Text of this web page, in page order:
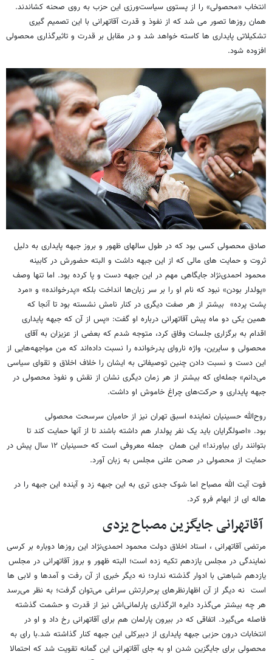
انتخاب «محصولی» را از پستوی سیاست‌ورزی این حزب به روی صحنه کشاندند.
همان روزها تصور می شد که از نفوذ و قدرت آقاتهرانی با این تصمیم گیری
تشکیلاتی پایداری ها کاسته خواهد شد و در مقابل بر قدرت و تاثیرگذاری محصولی
افزوده شود.
صادق محصولی کسی بود که در طول سالهای ظهور و بروز جبهه پایداری به دلیل
ثروت و حمایت های مالی که از این جبهه داشت و البته حضورش در کابینه
محمود احمدی‌نژاد جایگاهی مهم در این جبهه دست و پا کرده بود. اما تنها وصف
«پولدار بودن» نبود که نام او را بر سر زبان‌ها انداخت بلکه «پدرخوانده» و «مرد
پشت پرده» بیشتر از هر صفت دیگری در کنار نامش نشسته بود تا آنجا که
همین یکی دو ماه پیش آقاتهرانی درباره او گفت: «پس از آن که جبهه پایداری
اقدام به برگزاری جلسات وفاق کرد، متوجه شدم که بعضی از عزیزان به آقای
محصولی و سایرین، واژه ناروای پدرخوانده را نسبت داده‌اند که من مواجهه‌هایی از
این دست و نسبت دادن چنین توصیفاتی به ایشان را خلاف اخلاق و تقوای سیاسی
می‌دانم» جمله‌ای که بیشتر از هر زمان دیگری نشان از نقش و نفوذ محصولی در
جبهه‌ پایداری و حرکت‌های چراغ خاموش او داشت.
روح‌الله حسینیان نماینده اسبق تهران نیز از حامیان سرسحت محصولی
بود. «اصولگرایان باید یک نفر پولدار هم داشته باشند تا از آنها حمایت کند تا
بتوانند رای بیاورند!» این همان جمله‌ معروفی است که حسینیان ۱۲ سال پیش در
حمایت از محصولی در صحن علنی مجلس به زبان آورد.
فوت آیت الله مصباح اما شوک جدی تری به این جبهه زد و آینده این جبهه را در
هاله ای از ابهام فرو کرد.
آقاتهرانی جایگزین مصباح یزدی
مرتضی آقاتهرانی ، استاد اخلاق دولت محمود احمدی‌نژاد این روزها دوباره بر کرسی
نمایندگی در مجلس یازدهم تکیه زده است؛ البته ظهور و بروز آقاتهرانی در مجلس
یازدهم شباهتی با ادوار گذشته ندارد؛ نه دیگر خبری از آن رفت و آمدها و لابی ها
است نه دیگر از آن اظهارنظرهای پرحرارتش سراغی می‌توان گرفت؛ به نظر می‌رسد
هر چه بیشتر می‌گذرد دایره اثرگذاری پارلمانی‌اش نیز از قدرت و حشمت گذشته
فاصله می‌گیرد. اتفاقی که در بیرون پارلمان هم برای آقاتهرانی رخ داد و او در
انتخابات درون حزبی جبهه پایداری از دبیرکلی این جبهه کنار گذاشته شد.با رای به
محصولی برای جایگزین شدن او به جای آقاتهرانی این گمانه تقویت شد که احتمالا